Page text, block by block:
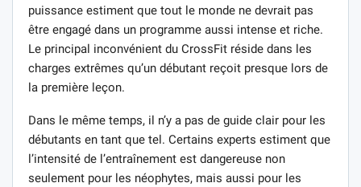
puissance estiment que tout le monde ne devrait pas
être engagé dans un programme aussi intense et riche.
Le principal inconvénient du CrossFit réside dans les
charges extrêmes qu’un débutant reçoit presque lors de
la première leçon.
Dans le même temps, il n’y a pas de guide clair pour les
débutants en tant que tel. Certains experts estiment que
l’intensité de l’entraînement est dangereuse non
seulement pour les néophytes, mais aussi pour les